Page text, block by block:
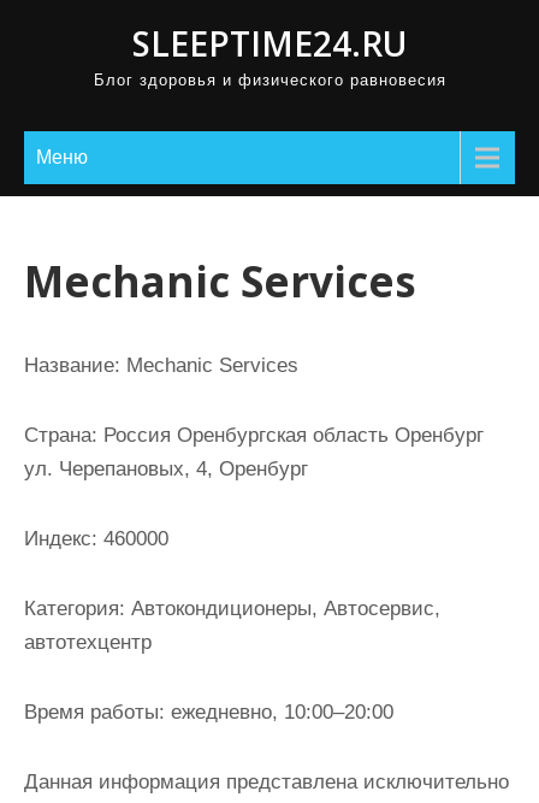
SLEEPTIME24.RU
Блог здоровья и физического равновесия
Меню
Mechanic Services
Название: Mechanic Services
Страна: Россия Оренбургская область Оренбург
ул. Черепановых, 4, Оренбург
Индекс: 460000
Категория: Автокондиционеры, Автосервис,
автотехцентр
Время работы: ежедневно, 10:00–20:00
Данная информация представлена исключительно